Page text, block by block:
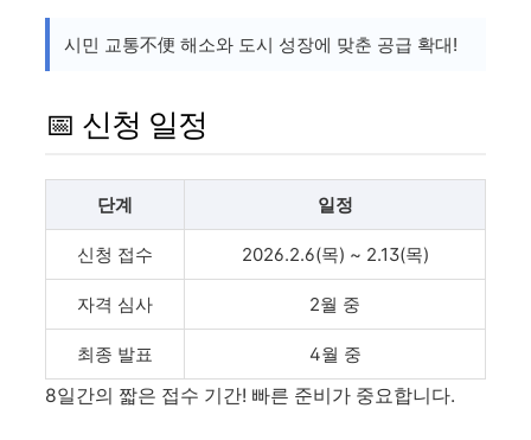
시민 교통不便 해소와 도시 성장에 맞춘 공급 확대!
📅 신청 일정
단계 일정
신청 접수 2026.2.6(목) ~ 2.13(목)
자격 심사 2월 중
최종 발표
4월 중
8일간의 짧은 접수 기간! 빠른 준비가 중요합니다.